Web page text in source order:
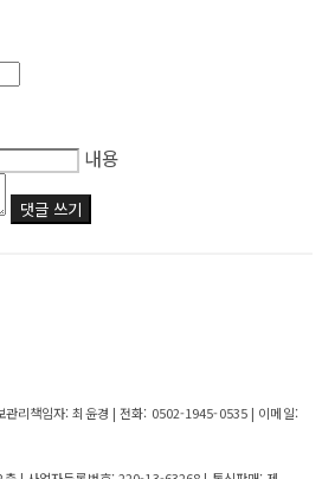
내용
댓글 쓰기
관리책임자: 최윤경 | 전화: 0502-1945-0535 | 이메일: